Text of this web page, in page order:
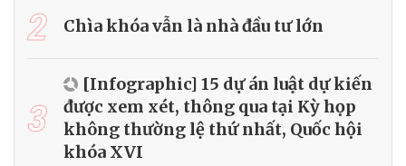
2 Chìa khóa vẫn là nhà đầu tư lớn
3
[Infographic] 15 dự án luật dự kiến
được xem xét, thông qua tại Kỳ họp
không thường lệ thứ nhất, Quốc hội
khóa XVI